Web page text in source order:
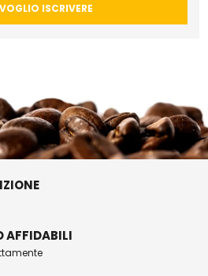
ISCRIVERE
AFFIDABILI